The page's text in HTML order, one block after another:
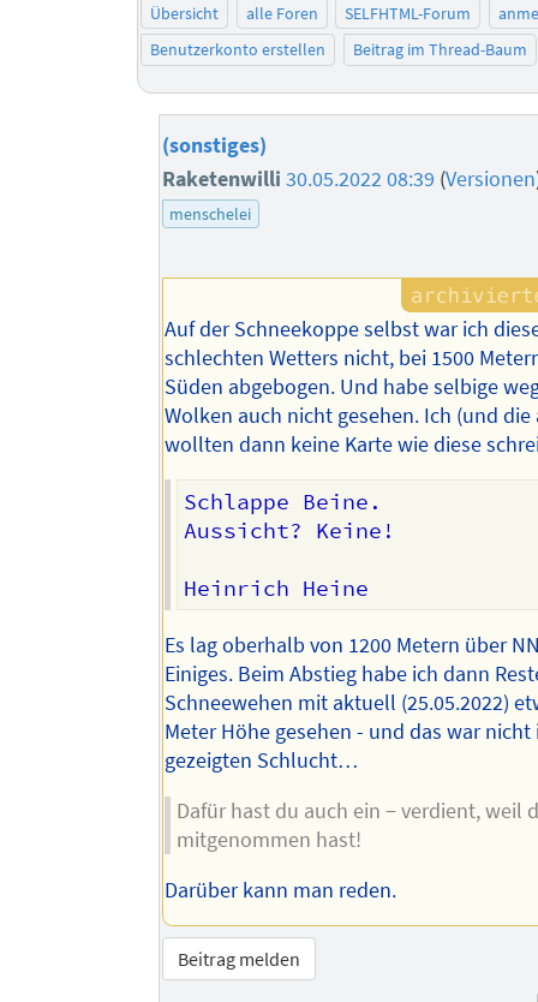
Übersicht alle Foren SELFHTML-Forum
Benutzerkonto erstellen
Beitrag im Thread-Baum
(sonstiges)
Raketenwilli 30.05.2022 08:39 (Versionen
menschelei
Auf der Schneekoppe selbst war ich
schlechten Wetters nicht, bei 1500
Süden abgebogen. Und habe selbige
Wolken auch nicht gesehen. Ich (und die
wollten dann keine Karte wie diese
Schlappe Beine.
Aussicht? Keine!
Es lag oberhalb von 1200 Metern über
Einiges. Beim Abstieg habe ich dann
Schneewehen mit aktuell (25.05.2022)
Meter Höhe gesehen - und das war nicht
gezeigten Schlucht…
Dafür hast du auch ein − verdient, weil
mitgenommen hast!
Darüber kann man reden.
Beitrag melden